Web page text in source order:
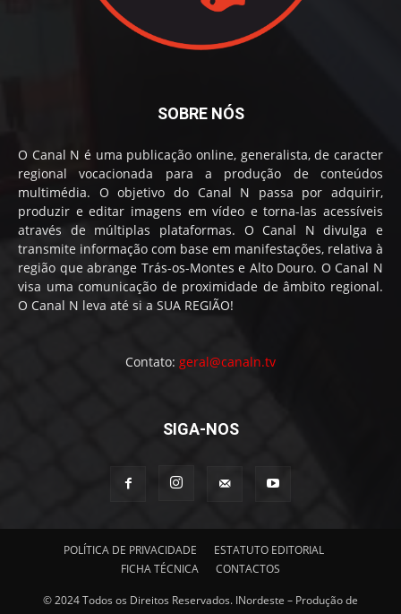
SOBRE NÓS
O Canal N é uma publicação online, generalista, de caracter
regional vocacionada para a produção de conteúdos
multimédia. O objetivo do Canal N passa por adquirir,
produzir e editar imagens em vídeo e torna-las acessíveis
através de múltiplas plataformas. O Canal N divulga e
transmite informação com base em manifestações, relativa à
região que abrange Trás-os-Montes e Alto Douro. O Canal N
visa uma comunicação de proximidade de âmbito regional.
O Canal N leva até si a SUA REGIÃO!
Contato: geral@canaln.tv
SIGA-NOS
POLÍTICA DE PRIVACIDADE
ESTATUTO EDITORIAL
FICHA TÉCNICA
CONTACTOS
© 2024 Todos os Direitos Reservados. INordeste – Produção de